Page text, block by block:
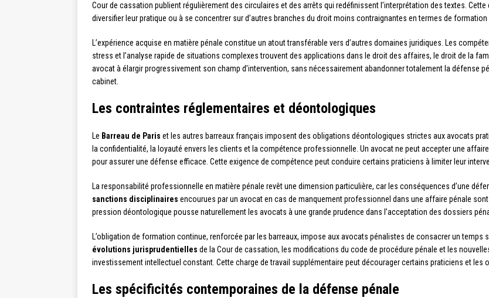
Cour de cassation publient régulièrement des circulaires et des arrêts qui redéfinissent l’interprétation des textes.
diversifier leur pratique ou à se concentrer sur d’autres branches du droit moins contraignantes en termes de formation
L’expérience acquise en matière pénale constitue un atout transférable vers d’autres domaines juridiques. Les
stress et l’analyse rapide de situations complexes trouvent des applications dans le droit des affaires, le droit de la
avocat à élargir progressivement son champ d’intervention, sans nécessairement abandonner totalement la défense
cabinet.
Les contraintes réglementaires et déontologiques
Le Barreau de Paris et les autres barreaux français imposent des obligations déontologiques strictes aux avocats
la confidentialité, la loyauté envers les clients et la compétence professionnelle. Un avocat ne peut accepter une
pour assurer une défense efficace. Cette exigence de compétence peut conduire certains praticiens à limiter leur
La responsabilité professionnelle en matière pénale revêt une dimension particulière, car les conséquences d’une
sanctions disciplinaires encourues par un avocat en cas de manquement professionnel dans une affaire pénale
pression déontologique pousse naturellement les avocats à une grande prudence dans l’acceptation des dossiers
L’obligation de formation continue, renforcée par les barreaux, impose aux avocats pénalistes de consacrer un
évolutions jurisprudentielles de la Cour de cassation, les modifications du code de procédure pénale et les
investissement intellectuel constant. Cette charge de travail supplémentaire peut décourager certains praticiens et les
Les spécificités contemporaines de la défense pénale